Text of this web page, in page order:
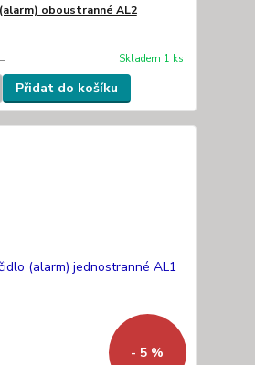
oboustranné AL2
Skladem 1 ks
Přidat do košíku
- 5 %